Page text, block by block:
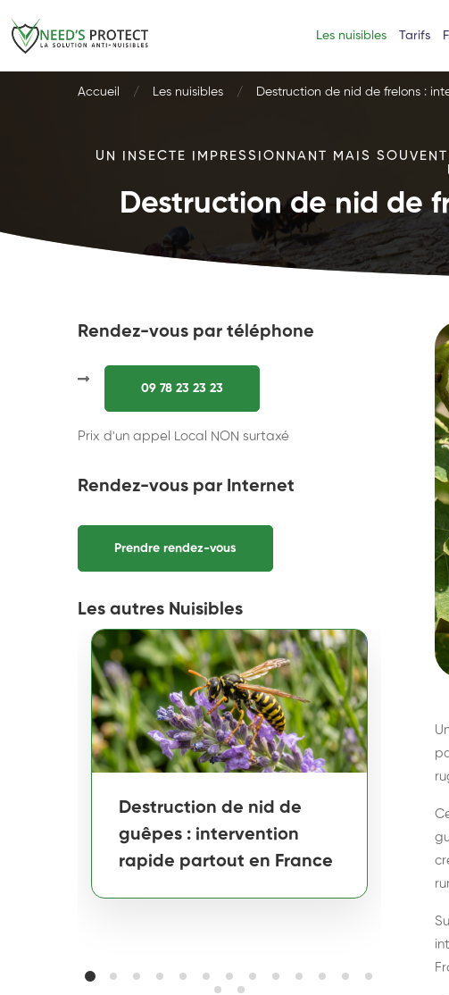
Les nuisibles Tarifs
Accueil Les nuisibles Destruction de nid de frelons :
UN INSECTE IMPRESSIONNANT MAIS
Destruction de nid de
Rendez-vous par téléphone
09 78 23 23 23
Prix d'un appel Local NON surtaxé
Rendez-vous par Internet
Prendre rendez-vous
Les autres Nuisibles
Destruction de nid de
guêpes : intervention
rapide partout en France